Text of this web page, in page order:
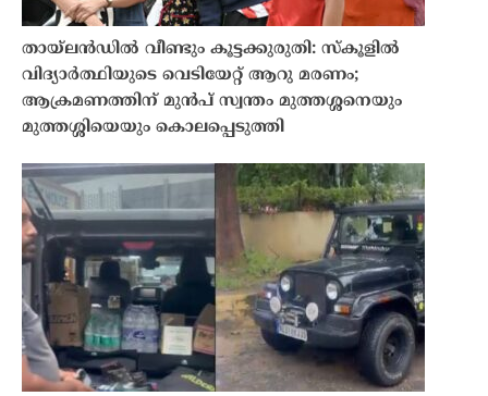
തായ്‌ലൻഡിൽ വീണ്ടും കൂട്ടക്കുരുതി: സ്കൂളിൽ
വിദ്യാർത്ഥിയുടെ വെടിയേറ്റ് ആറു മരണം;
ആക്രമണത്തിന് മുൻപ് സ്വന്തം മുത്തശ്ശനെയും
മുത്തശ്ശിയെയും കൊലപ്പെടുത്തി